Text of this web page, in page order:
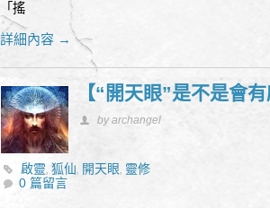
「搖
詳細內容 →
【“開天眼”是不是會
by archangel
啟靈,狐仙, 開天眼, 靈修
0 篇留言